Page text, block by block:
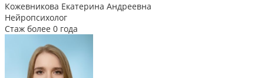
Кожевникова Екатерина Андреевна
Нейропсихолог
Стаж более 0 года